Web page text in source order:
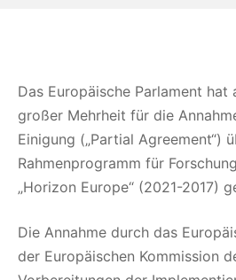
Das Europäische Parlament hat
großer Mehrheit für die
Einigung („Partial Agreement“)
Rahmenprogramm für
„Horizon Europe“ (2021-2017)
Die Annahme durch das
der Europäischen Kommission